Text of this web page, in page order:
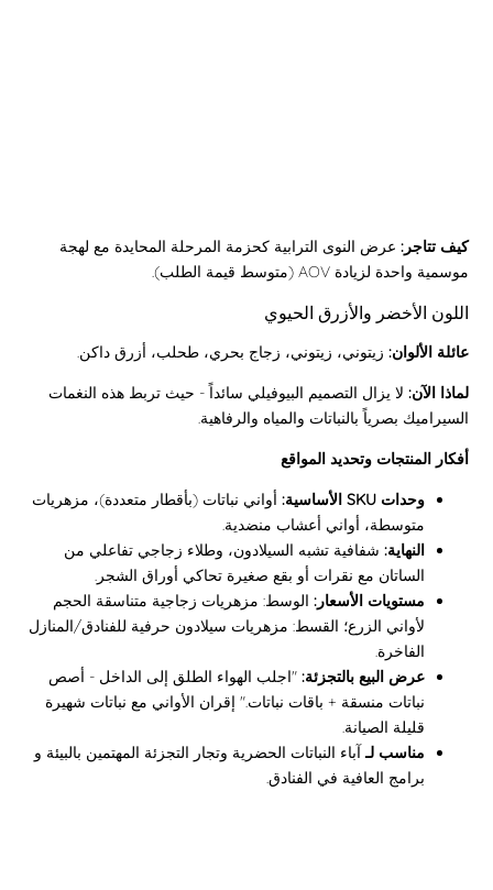
كيف تتاجر: عرض النوى الترابية كحزمة المرحلة المحايدة مع لهجة
موسمية واحدة لزيادة AOV (متوسط قيمة الطلب).
اللون الأخضر والأزرق الحيوي
عائلة الألوان: زيتوني، زيتوني، زجاج بحري، طحلب، أزرق داكن.
لماذا الآن: لا يزال التصميم البيوفيلي سائداً - حيث تربط هذه النغمات
السيراميك بصرياً بالنباتات والمياه والرفاهية.
أفكار المنتجات وتحديد المواقع
وحدات SKU الأساسية:
أواني نباتات (بأقطار متعددة)، مزهريات
متوسطة، أواني أعشاب منضدية.
النهاية: شفافية تشبه السيلادون، وطلاء زجاجي تفاعلي من
الساتان مع نقرات أو بقع صغيرة تحاكي أوراق الشجر.
مستويات الأسعار: الوسط: مزهريات زجاجية متناسقة الحجم
لأواني الزرع؛ القسط: مزهريات سيلادون حرفية للفنادق/المنازل
الفاخرة.
عرض البيع بالتجزئة: "اجلب الهواء الطلق إلى الداخل - أصص
نباتات منسقة + باقات نباتات." إقران الأواني مع نباتات شهيرة
قليلة الصيانة.
مناسب لـآباء النباتات الحضرية وتجار التجزئة المهتمين بالبيئة و
برامج العافية في الفنادق.